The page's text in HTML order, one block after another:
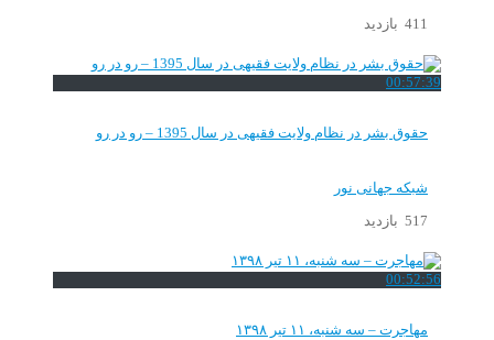
411 بازدید
00:57:39
حقوق بشر در نظام ولایت فقیهی در سال 1395 – رو در رو
شبکه جهانی نور
517 بازدید
00:52:56
مهاجرت – سه شنبه، ۱۱ تیر ۱۳۹۸